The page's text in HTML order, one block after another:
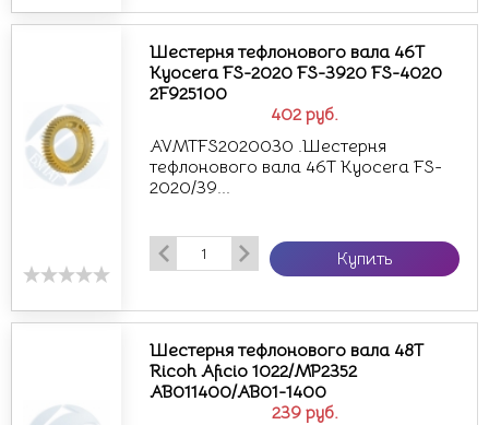
402 руб.
Шестерня тефлонового вала 46Т
Kyocera FS-2020 FS-3920 FS-4020
2F925100
AVMTFS2020030 .Шестерня
тефлонового вала 46Т Kyocera FS-
2020/39...
Купить
239 руб.
Шестерня тефлонового вала 48T
Ricoh Aficio 1022/MP2352
AB011400/AB01-1400